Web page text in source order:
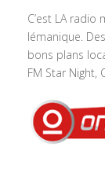
C’est LA radio
lémanique.
bons plans
FM Star Night,